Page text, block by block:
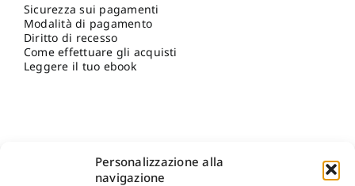
Personalizzazione alla
navigazione
Sicurezza sui pagamenti
Modalità di pagamento
Diritto di recesso
Come effettuare gli acquisti
Leggere il tuo ebook